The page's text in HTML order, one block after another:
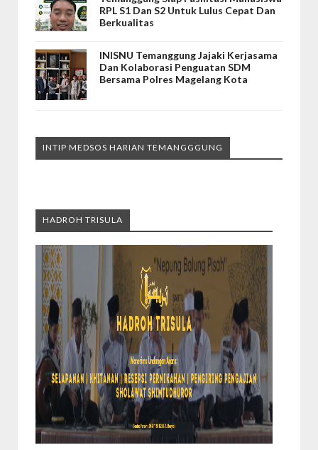
RPL S1 Dan S2 Untuk Lulus Cepat Dan
Berkualitas
INISNU Temanggung Jajaki Kerjasama
Dan Kolaborasi Penguatan SDM
Bersama Polres Magelang Kota
INTIP MEDSOS HARIAN TEMANGGGUNG
HADROH TRISULA